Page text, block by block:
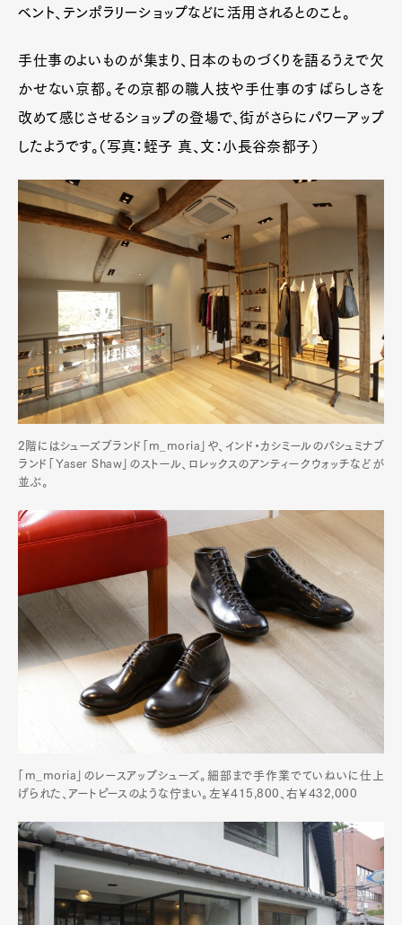
ベント、テンポラリーショップなどに活用されるとのこと。
手仕事のよいものが集まり、日本のものづくりを語るうえで欠
かせない京都。その京都の職人技や手仕事のすばらしさを
改めて感じさせるショップの登場で、街がさらにパワーアップ
したようです。（写真：蛭子 真、文：小長谷奈都子）
2階にはシューズブランド「m_moria」や、インド・カシミールのパシュミナブ
ランド「Yaser Shaw」のストール、ロレックスのアンティークウォッチなどが
並ぶ。
「m_moria」のレースアップシューズ。細部まで手作業でていねいに仕上
げられた、アートピースのような佇まい。左￥415,800、右￥432,000